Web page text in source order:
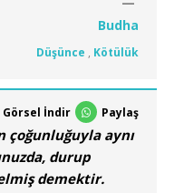
Budha
Düşünce , Kötülük
Görsel İndir Paylaş
çoğunluğuyla aynı
durup
demektir.